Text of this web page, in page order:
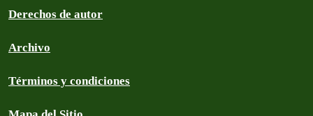
Derechos de autor
Archivo
Términos y condiciones